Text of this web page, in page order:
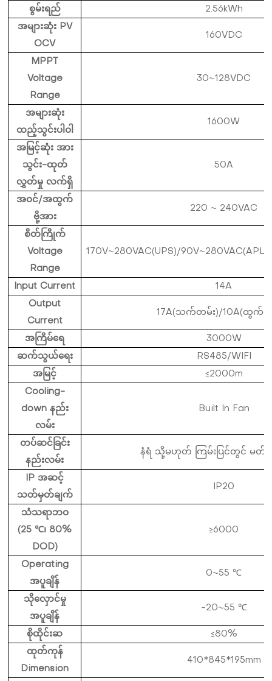
စွမ်းရည် 2.56kWh
အများဆုံး PV
OCV
160VDC
MPPT
Voltage
Range
30~128VDC
အများဆုံး
ထည့်သွင်းပါဝါ
1600W
အမြင့်ဆုံး အား
သွင်း-ထုတ်
လွှတ်မှု လက်ရှိ
50A
အဝင်/အထွက်
ဗို့အား
220 ~ 240VAC
စိတ်ကြိုက်
Voltage
Range
170V~280VAC(UPS)/
Input Current 14A
Output
Current
17A(သက်တမ်း)/10A(ထွက်ပ
အကြိမ်ရေ 3000W
ဆက်သွယ်ရေး RS485/WIFI
အမြင့် ≤2000m
Cooling-
down နည်း
လမ်း
Built In Fan
တပ်ဆင်ခြင်း
နည်းလမ်း
နံရံ သို့မဟုတ် ကြမ်းပြင်တွင် မတ်တ
IP အဆင့်
သတ်မှတ်ချက်
IP20
သံသရာဘဝ
(25 ℃၊ 80%
DOD)
≥6000
Operating
အပူချိန်
0~55 ℃
သိုလှောင်မှု
အပူချိန်
-20~55 ℃
စိုထိုင်းဆ ≤80%
ထုတ်ကုန်
Dimension
410*845*195mm